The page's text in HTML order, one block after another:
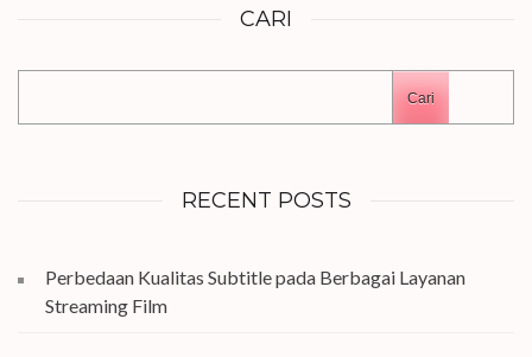
CARI
Cari
RECENT POSTS
Perbedaan Kualitas Subtitle pada Berbagai Layanan
Streaming Film